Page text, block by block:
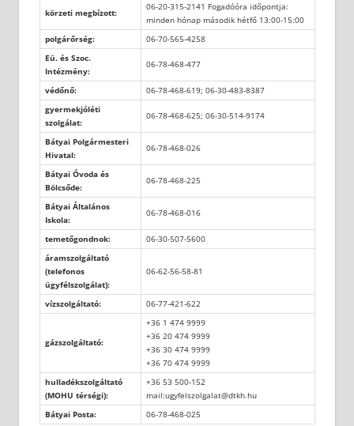
körzeti megbízott:
06-20-315-2141 Fogadóóra időpontja:
minden hónap második hétfő 13:00-15:00
polgárőrség:
06-70-565-4258
Eü. és Szoc.
Intézmény:
06-78-468-477
védőnő:
06-78-468-619; 06-30-483-8387
gyermekjóléti
szolgálat:
06-78-468-625; 06-30-514-9174
Bátyai Polgármesteri
Hivatal:
06-78-468-026
Bátyai Óvoda és
Bölcsőde:
06-78-468-225
Bátyai Általános
Iskola:
06-78-468-016
temetőgondnok:
06-30-507-5600
áramszolgáltató
(telefonos
ügyfélszolgálat):
06-62-56-58-81
vízszolgáltató: 06-77-421-622
gázszolgáltató:
+36 1 474 9999
+36 20 474 9999
+36 30 474 9999
+36 70 474 9999
hulladékszolgáltató
(MOHU térségi):
+36 53 500-152
mail:ugyfelszolgalat@dtkh.hu
Bátyai Posta:
06-78-468-025